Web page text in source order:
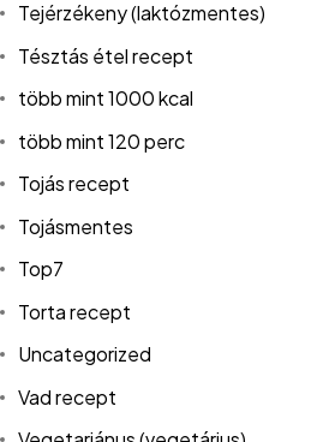
Tejérzékeny (laktózmentes)
Tésztás étel recept
több mint 1000 kcal
több mint 120 perc
Tojás recept
Tojásmentes
Top7
Torta recept
Uncategorized
Vad recept